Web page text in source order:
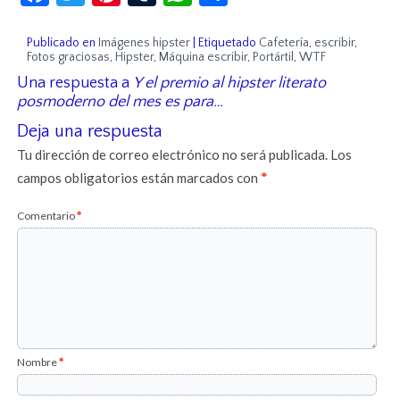
Publicado en Imágenes hipster Etiquetado Cafetería, escribir,
Fotos graciosas, Hipster, Máquina escribir, Portártil ,WTF
Una respuesta a Y el premio al hipster literato
posmoderno del mes es para…
Deja una respuesta
Tu dirección de correo electrónico no será publicada. Los
campos obligatorios están marcados con*
Comentario*
Nombre*